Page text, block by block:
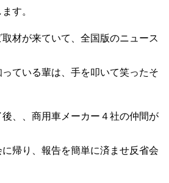
す。
材が来ていて、全国版のニュース
ている輩は、手を叩いて笑ったそ
、、商用車メーカー４社の仲間が
帰り、報告を簡単に済ませ反省会